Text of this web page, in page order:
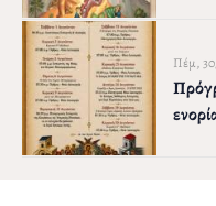
Πέμ,